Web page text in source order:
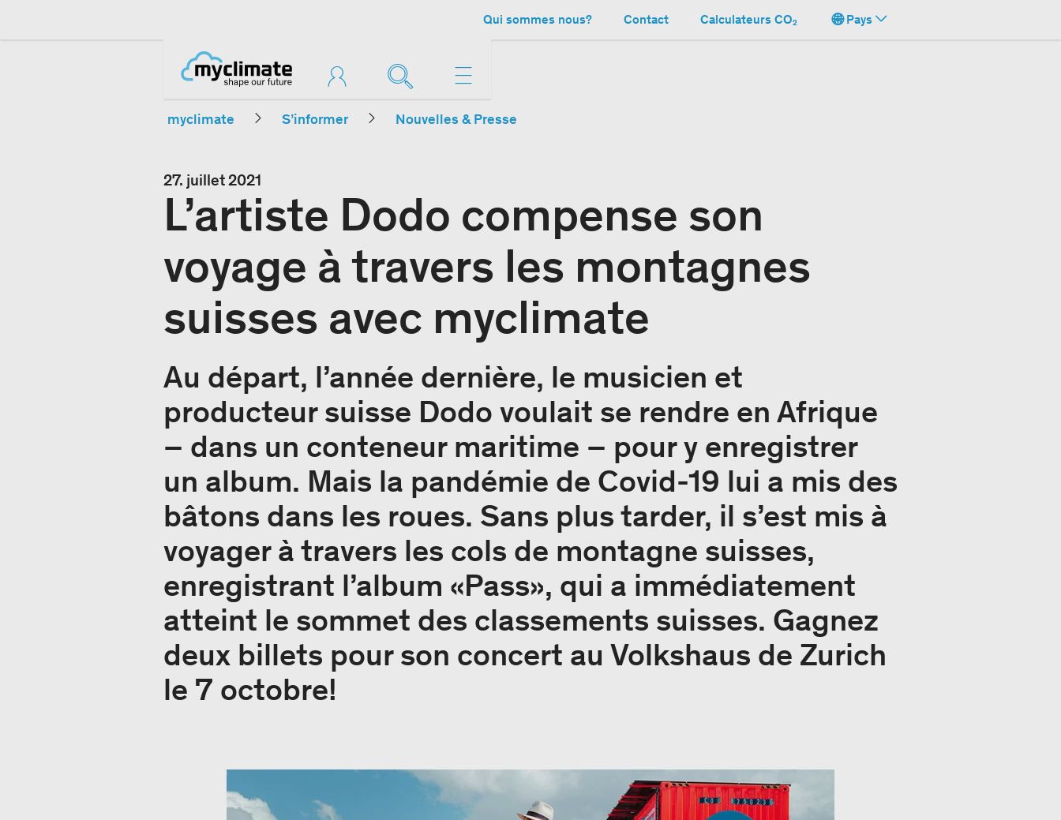
Qui sommes nous? Contact Calculateurs CO₂ Pays
myclimate S’informer Nouvelles & Presse
27. juillet 2021
L’artiste Dodo compense son
voyage à travers les montagnes
suisses avec myclimate
Au départ, l’année dernière, le musicien et
producteur suisse Dodo voulait se rendre en Afrique
– dans un conteneur maritime – pour y enregistrer
un album. Mais la pandémie de Covid-19 lui a mis des
bâtons dans les roues. Sans plus tarder, il s’est mis à
voyager à travers les cols de montagne suisses,
enregistrant l’album «Pass», qui a immédiatement
atteint le sommet des classements suisses. Gagnez
deux billets pour son concert au Volkshaus de Zurich
le 7 octobre!